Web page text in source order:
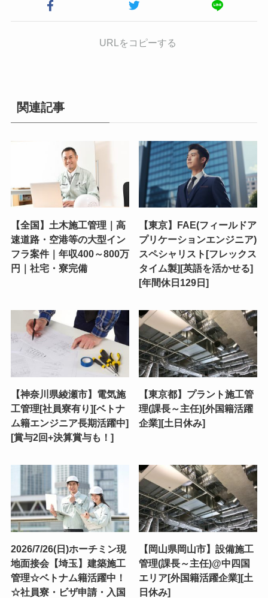
URLをコピーする
関連記事
【全国】土木施工管理｜高
速道路・空港等の大型イン
フラ案件｜年収400～800万
円｜社宅・寮完備
【東京】FAE(フィールドア
プリケーションエンジニア)
スペシャリスト[フレックス
タイム製][英語を活かせる]
[年間休日129日]
【神奈川県綾瀬市】電気施
工管理[社員寮有り][ベトナ
ム籍エンジニア長期活躍中]
[賞与2回+決算賞与も！]
【東京都】プラント施工管
理(課長～主任)[外国籍活躍
企業][土日休み]
2026/7/26(日)ホーチミン現
地面接会【埼玉】建築施工
管理☆ベトナム籍活躍中！
☆社員寮・ビザ申請・入国
【岡山県岡山市】設備施工
管理(課長～主任)@中四国
エリア[外国籍活躍企業][土
日休み]